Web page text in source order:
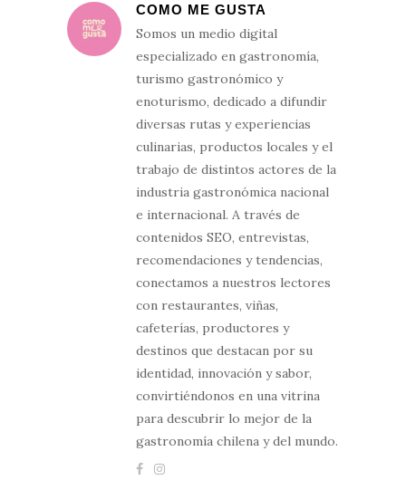
COMO ME GUSTA
Somos un medio digital
especializado en gastronomía,
turismo gastronómico y
enoturismo, dedicado a difundir
diversas rutas y experiencias
culinarias, productos locales y el
trabajo de distintos actores de la
industria gastronómica nacional
e internacional. A través de
contenidos SEO, entrevistas,
recomendaciones y tendencias,
conectamos a nuestros lectores
con restaurantes, viñas,
cafeterías, productores y
destinos que destacan por su
identidad, innovación y sabor,
convirtiéndonos en una vitrina
para descubrir lo mejor de la
gastronomía chilena y del mundo.